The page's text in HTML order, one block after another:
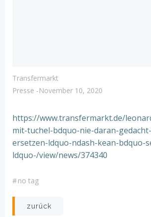
Transfermarkt
Presse -November 10, 2020
https://www.transfermarkt.de/
mit-tuchel-bdquo-nie-daran-
ersetzen-ldquo-ndash-kean-bdquo-
ldquo-/view/news/374340
#no tag
Post
zurück